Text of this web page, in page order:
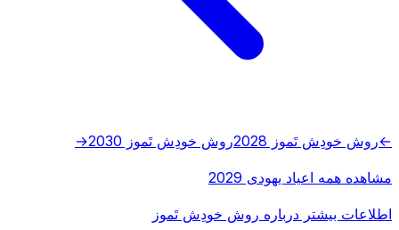
←روش خودِش تَموز 2028 روش خودِش تَموز 2030 →
مشاهده همه اعیاد یهودی 2029
اطلاعات بیشتر درباره روش خودِش تَموز